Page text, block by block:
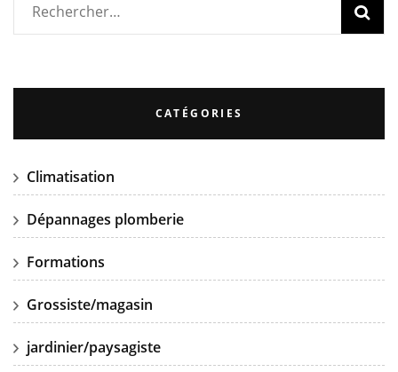
Rechercher :
CATÉGORIES
Climatisation
Dépannages plomberie
Formations
Grossiste/magasin
jardinier/paysagiste